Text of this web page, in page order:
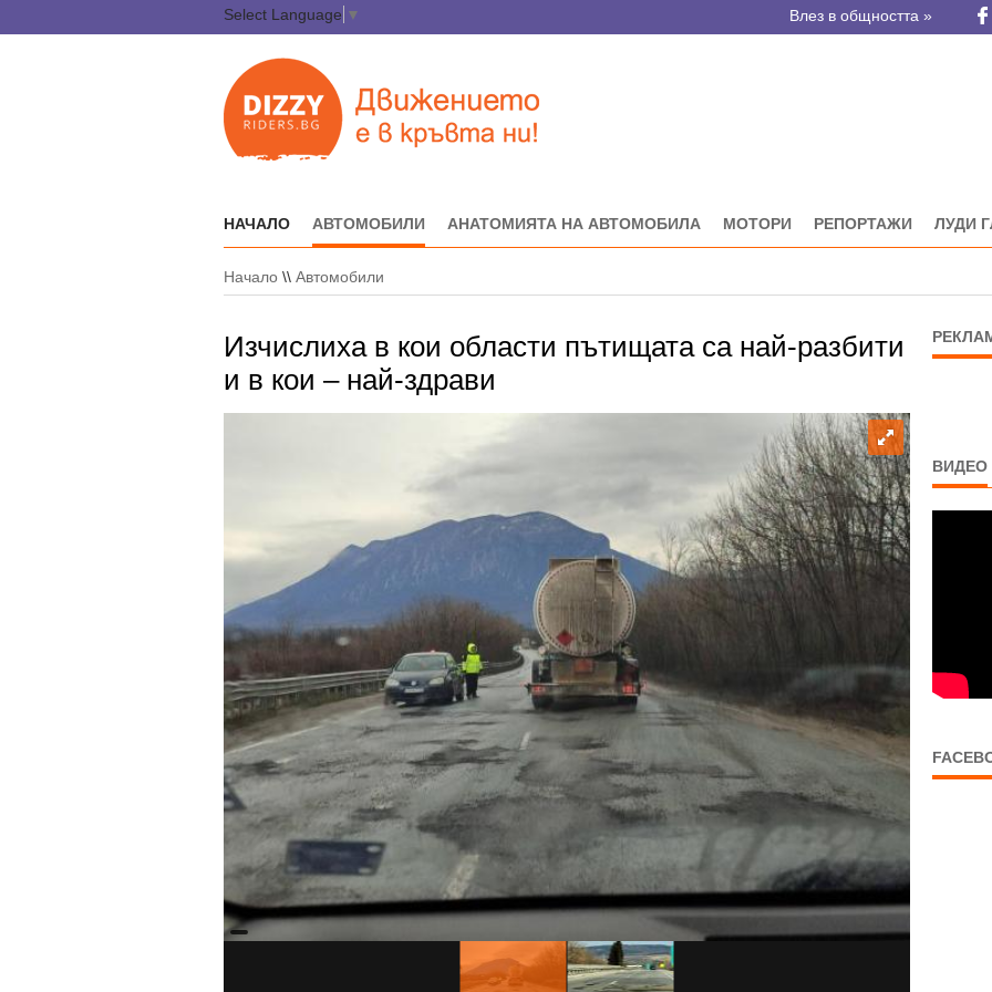
Select Language ▼ Влез в общността »
НАЧАЛО АВТОМОБИЛИ АНАТОМИЯТА НА АВТОМОБИЛА МОТОРИ РЕПОРТАЖИ ЛУДИ
Начало \\ Автомобили
Изчислиха в кои области пътищата са най-разбити
и в кои – най-здрави
ВИДЕО